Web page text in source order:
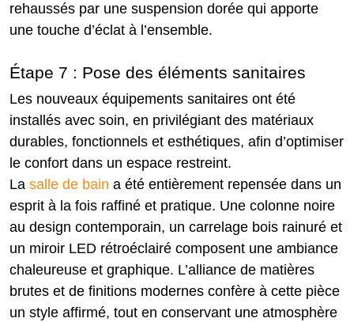
rehaussés par une suspension dorée qui apporte
une touche d’éclat à l’ensemble.
Étape 7 : Pose des éléments sanitaires
Les nouveaux équipements sanitaires ont été
installés avec soin, en privilégiant des matériaux
durables, fonctionnels et esthétiques, afin d’optimiser
le confort dans un espace restreint.
La salle de bain a été entièrement repensée dans un
esprit à la fois raffiné et pratique. Une colonne noire
au design contemporain, un carrelage bois rainuré et
un miroir LED rétroéclairé composent une ambiance
chaleureuse et graphique. L’alliance de matières
brutes et de finitions modernes confère à cette pièce
un style affirmé, tout en conservant une atmosphère